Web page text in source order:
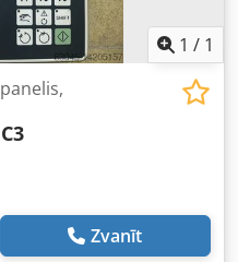
1 / 1
Zvanīt